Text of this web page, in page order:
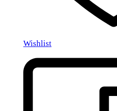
Wishlist